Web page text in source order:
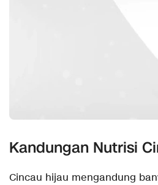
Kandungan Nutrisi
Cincau hijau mengandung